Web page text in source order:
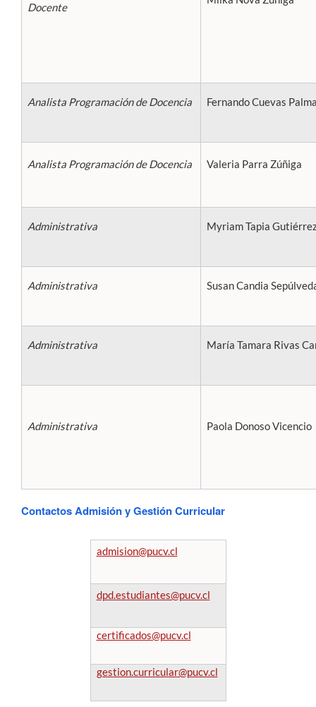
Docente
Analista Programación de Docencia Fernando Cuevas
Analista Programación de Docencia Valeria Parra Zúñiga
Administrativa Myriam Tapia
Administrativa Susan Candia
Administrativa María Tamara Rivas
Administrativa Paola Donoso Vicencio
Contactos Admisión y Gestión Curricular
admision@pucv.cl
dpd.estudiantes@pucv.cl
certificados@pucv.cl
gestion.curricular@pucv.cl